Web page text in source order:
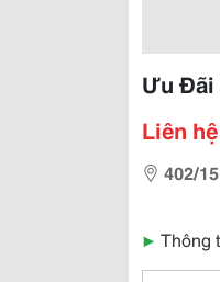
Ưu Đãi
Liên hệ
402/
▶ Thông